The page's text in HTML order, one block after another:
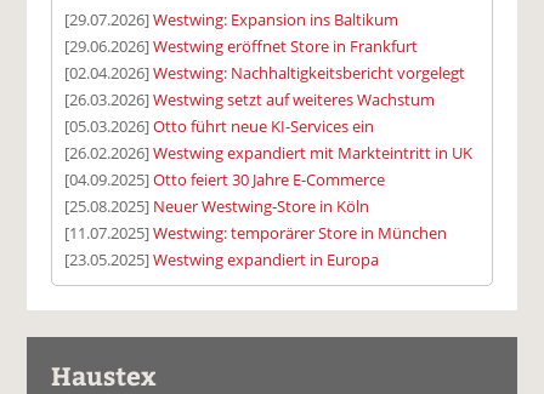
[29.07.2026]Westwing: Expansion ins Baltikum
[29.06.2026]Westwing eröffnet Store in Frankfurt
[02.04.2026]Westwing: Nachhaltigkeitsbericht vorgelegt
[26.03.2026]Westwing setzt auf weiteres Wachstum
[05.03.2026]Otto führt neue KI-Services ein
[26.02.2026]Westwing expandiert mit Markteintritt in UK
[04.09.2025]Otto feiert 30 Jahre E-Commerce
[25.08.2025] Neuer Westwing-Store in Köln
[11.07.2025]Westwing: temporärer Store in München
[23.05.2025]Westwing expandiert in Europa
Haustex